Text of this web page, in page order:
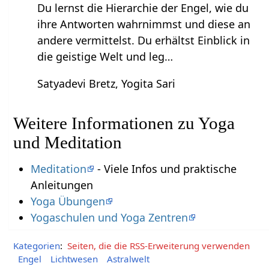
Du lernst die Hierarchie der Engel, wie du
ihre Antworten wahrnimmst und diese an
andere vermittelst. Du erhältst Einblick in
die geistige Welt und leg…
Satyadevi Bretz, Yogita Sari
Weitere Informationen zu Yoga
und Meditation
Meditation
- Viele Infos und praktische
Anleitungen
Yoga Übungen
Yogaschulen und Yoga Zentren
Kategorien: Seiten, die die RSS-Erweiterung verwenden
Engel
Lichtwesen Astralwelt